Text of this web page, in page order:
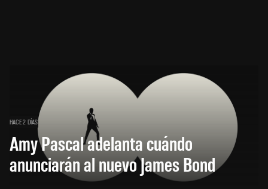
HACE 2 DÍAS
Amy Pascal adelanta cuándo
anunciarán al nuevo James Bond